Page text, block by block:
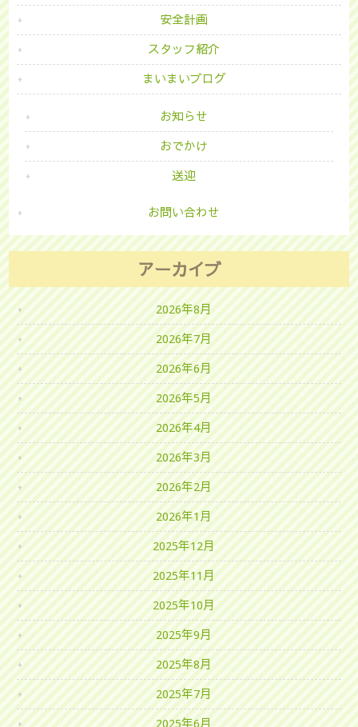
安全計画
スタッフ紹介
まいまいブログ
お知らせ
おでかけ
送迎
お問い合わせ
アーカイブ
2026年8月
2026年7月
2026年6月
2026年5月
2026年4月
2026年3月
2026年2月
2026年1月
2025年12月
2025年11月
2025年10月
2025年9月
2025年8月
2025年7月
2025年6月